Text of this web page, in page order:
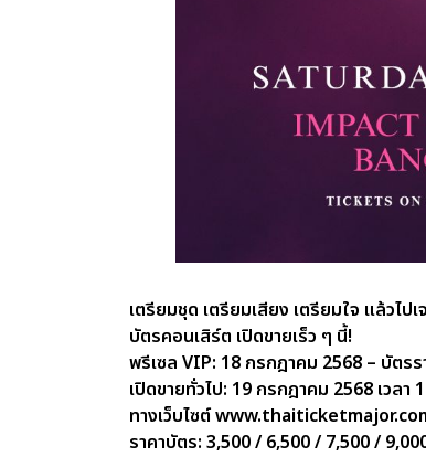
เตรียมชุด เตรียมเสียง เตรียมใจ แล้วไ
บัตรคอนเสิร์ต เปิดขายเร็ว ๆ นี้!
พรีเซล VIP: 18 กรกฎาคม 2568 – บัตร
เปิดขายทั่วไป: 19 กรกฎาคม 2568 เวลา
ทางเว็บไซต์
ราคาบัตร: 3,500 / 6,500 / 7,500 /